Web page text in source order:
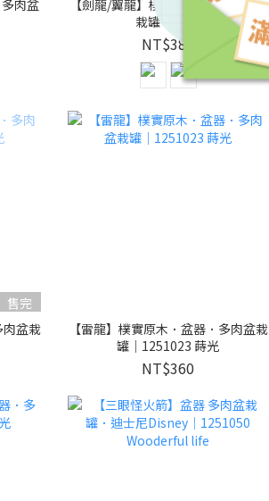
肉盆
【劍龍/翼龍】樸實原木 盆器 多肉盆
栽罐｜ 蒔光
NT$380
售完
肉盆栽
【雷龍】樸實原木．盆器．多肉盆栽
罐｜1251023 蒔光
NT$360